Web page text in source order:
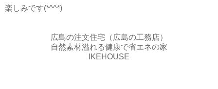
楽しみです(*^^*)
広島の注文住宅（広島の工務店）
自然素材溢れる健康で省エネの家
IKEHOUSE